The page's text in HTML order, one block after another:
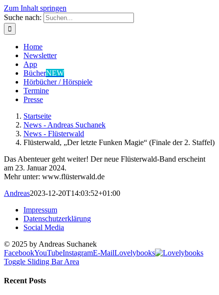
Zum Inhalt springen
Suche nach:
Home
Newsletter
App
BücherNEW
Hörbücher / Hörspiele
Termine
Presse
Startseite
News - Andreas Suchanek
News - Flüsterwald
Flüsterwald, „Der letzte Funken Magie“ (Finale der 2. Staffel)
Das Abenteuer geht weiter! Der neue Flüsterwald-Band erscheint
am 23. Januar 2024.
Mehr unter: www.flüsterwald.de
Andreas2023-12-20T14:03:52+01:00
Impressum
Datenschutzerklärung
Social Media
© 2025 by Andreas Suchanek
FacebookYouTubeInstagramE-MailLovelybooks
Toggle Sliding Bar Area
Recent Posts